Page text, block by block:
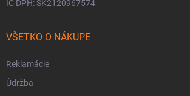
IČ DPH: SK2120967574
VŠETKO O NÁKUPE
Reklamácie
Údržba